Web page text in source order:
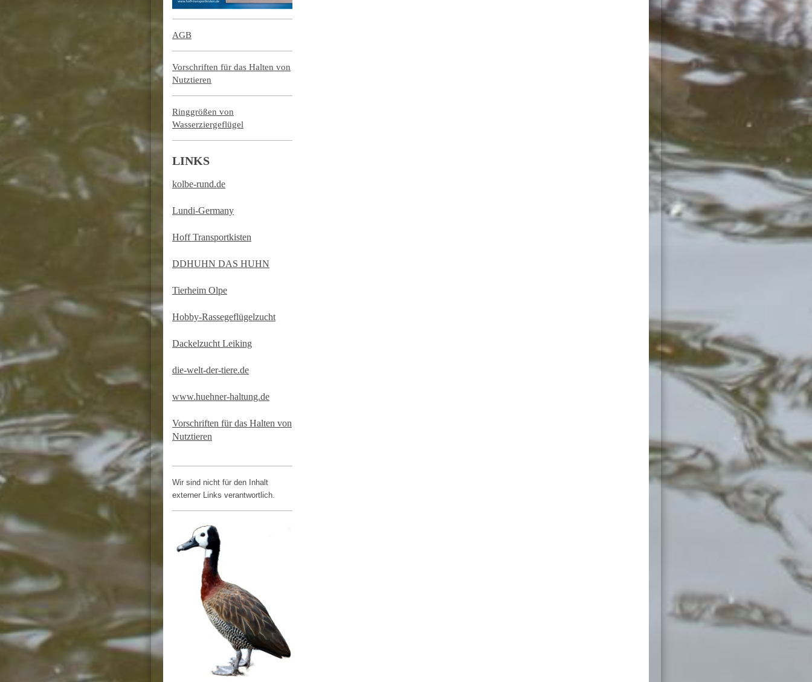
AGB
Vorschriften für das Halten von
Nutztieren
Ringgrößen von
Wasserziergeflügel
LINKS
kolbe-rund.de
Lundi-Germany
Hoff Transportkisten
DDHUHN DAS HUHN
Tierheim Olpe
Hobby-Rassegeflügelzucht
Dackelzucht Leiking
die-welt-der-tiere.de
www.huehner-haltung.de
Vorschriften für das Halten von
Nutztieren
Wir sind nicht für den Inhalt
externer Links verantwortlich.